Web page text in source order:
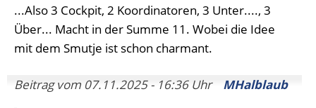
...Also 3 Cockpit, 2 Koordinatoren, 3 Unter...., 3
Über... Macht in der Summe 11. Wobei die Idee
mit dem Smutje ist schon charmant.
Beitrag vom 07.11.2025 - 16:36 Uhr MHalblaub